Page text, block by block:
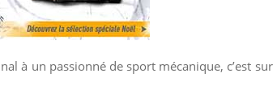
à un passionné de sport mécanique, c’est